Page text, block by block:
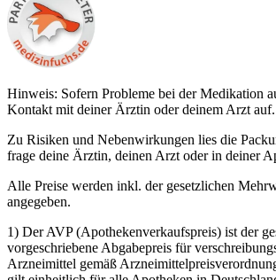
Hinweis: Sofern Probleme bei der Medikation
Kontakt mit deiner Ärztin oder deinem Arzt auf.
Zu Risiken und Nebenwirkungen lies die
frage deine Ärztin, deinen Arzt oder in deiner
Alle Preise werden inkl. der gesetzlichen
angegeben.
1) Der AVP (Apothekenverkaufspreis) ist der
vorgeschriebene Abgabepreis für
Arzneimittel gemäß